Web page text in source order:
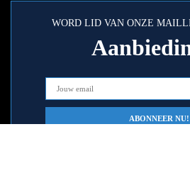
WORD LID VAN ONZE